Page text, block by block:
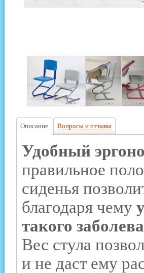
Описание Вопросы и отзывы
Удобный
правильное
сиденья
благодаря чему
такого
Вес стула
и не даст ему